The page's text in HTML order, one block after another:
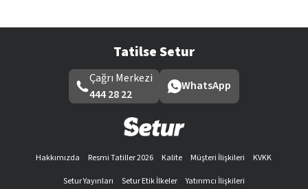
Tatilse Setur
Çağrı Merkezi
444 28 22
WhatsApp
Hakkımızda Resmi Tatiller 2026 Kalite Müşteri İlişkileri
KVKK
Setur Yayınları
Setur Etik İlkeler
Yatırımcı İlişkileri